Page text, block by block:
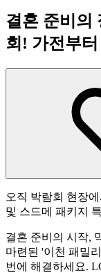
결혼 준비의
회! 가전부
오직 박람회 현장
및 스드메 패키지
결혼 준비의 시작,
마련된 '이천 패밀
번에 해결하세요.